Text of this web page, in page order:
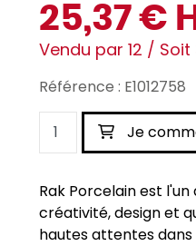
25,37 €
Vendu par 12 /
Référence : E1012758
Je
Rak Porcelain est
créativité, design et
hautes attentes dans